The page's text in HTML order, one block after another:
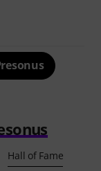
Hall of Fame